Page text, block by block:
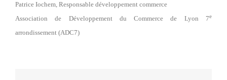
Patrice Iochem, Responsable développement commerce
Association de Développement du Commerce de Lyon 7e
arrondissement (ADC7)